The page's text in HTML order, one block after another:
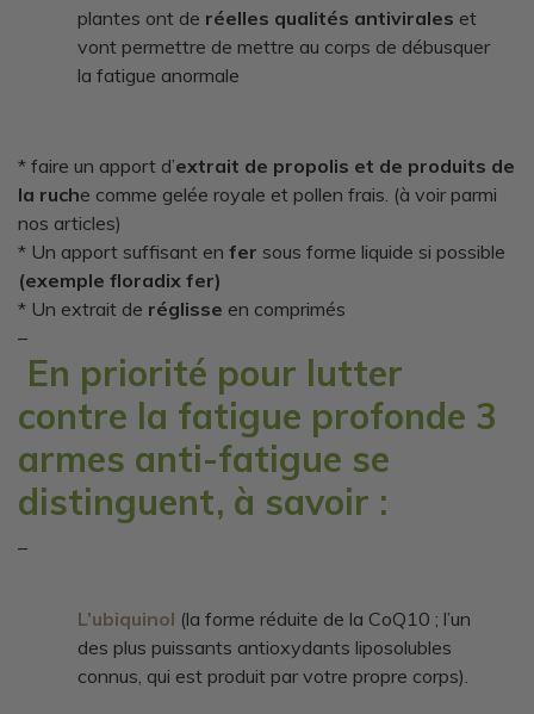
plantes ont de réelles qualités antivirales et
vont permettre de mettre au corps de débusquer
la fatigue anormale
* faire un apport d’extrait de propolis et de produits de
la ruche comme gelée royale et pollen frais. (à voir parmi
nos articles)
* Un apport suffisant en fer sous forme liquide si possible
(exemple floradix fer)
* Un extrait de réglisse en comprimés
–
En priorité pour lutter
contre la fatigue profonde 3
armes anti-fatigue se
distinguent, à savoir :
–
L’ubiquinol (la forme réduite de la CoQ10 ; l’un
des plus puissants antioxydants liposolubles
connus, qui est produit par votre propre corps).